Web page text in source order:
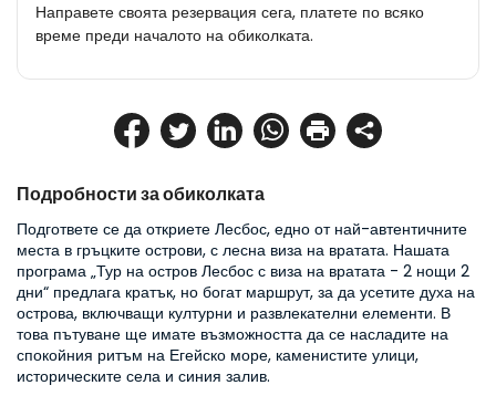
Подробности за обиколката
Подгответе се да откриете Лесбос, едно от най-автентичните
места в гръцките острови, с лесна виза на вратата. Нашата
програма „Тур на остров Лесбос с виза на вратата - 2 нощи 2
дни“ предлага кратък, но богат маршрут, за да усетите духа на
острова, включващи културни и развлекателни елементи. В
това пътуване ще имате възможността да се насладите на
спокойния ритъм на Егейско море, каменистите улици,
историческите села и синия залив.
Направете своята резервация сега, платете по всяко
време преди началото на обиколката.